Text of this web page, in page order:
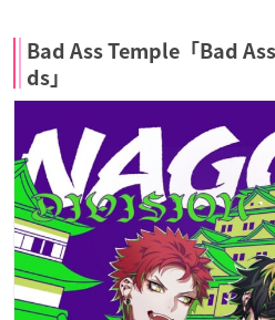
Bad Ass Temple「Bad
ds」